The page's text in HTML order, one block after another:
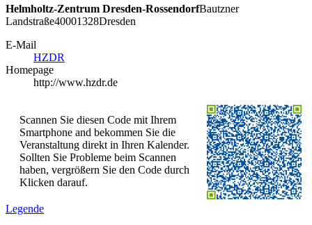
Helmholtz-Zentrum Dresden-RossendorfBautzner
Landstraße40001328Dresden
E-Mail
HZDR
Homepage
http://www.hzdr.de
Scannen Sie diesen Code mit Ihrem
Smartphone and bekommen Sie die
Veranstaltung direkt in Ihren Kalender.
Sollten Sie Probleme beim Scannen
haben, vergrößern Sie den Code durch
Klicken darauf.
Legende